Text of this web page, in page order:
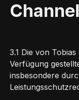
Channel
3.1 Die von
Verfügung
insbesondere